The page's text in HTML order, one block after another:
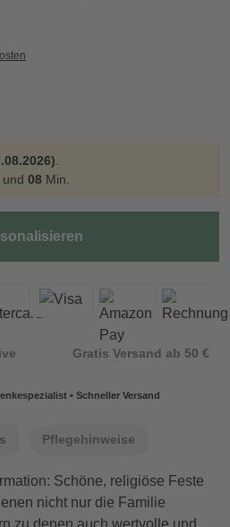
.
und 08 Min.
Gratis Versand ab 50 €
• Schneller Versand
Pflegehinweise
Schöne, religiöse Feste
nicht nur die Familie